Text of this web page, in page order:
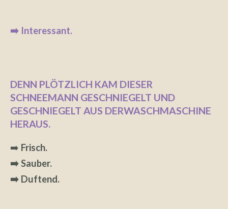
➡️ Interessant.
DENN PLÖTZLICH KAM DIESER
SCHNEEMANN GESCHNIEGELT UND
GESCHNIEGELT AUS DERWASCHMASCHINE
HERAUS.
➡️ Frisch.
➡️ Sauber.
➡️ Duftend.